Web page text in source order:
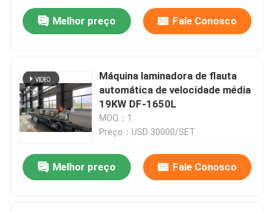
Melhor preço Fale Conosco
Máquina laminadora de flauta
automática de velocidade média
19KW DF-1650L
MOQ：1
Preço：USD 30000/SET
Melhor preço Fale Conosco